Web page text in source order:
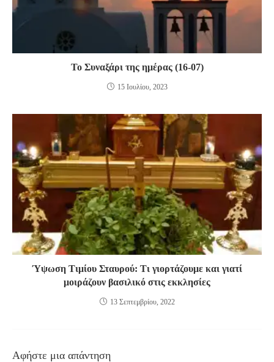
Το Συναξάρι της ημέρας (16-07)
15 Ιουλίου, 2023
Ύψωση Τιμίου Σταυρού: Τι γιορτάζουμε και γιατί
μοιράζουν βασιλικό στις εκκλησίες
13 Σεπτεμβρίου, 2022
Αφήστε μια απάντηση